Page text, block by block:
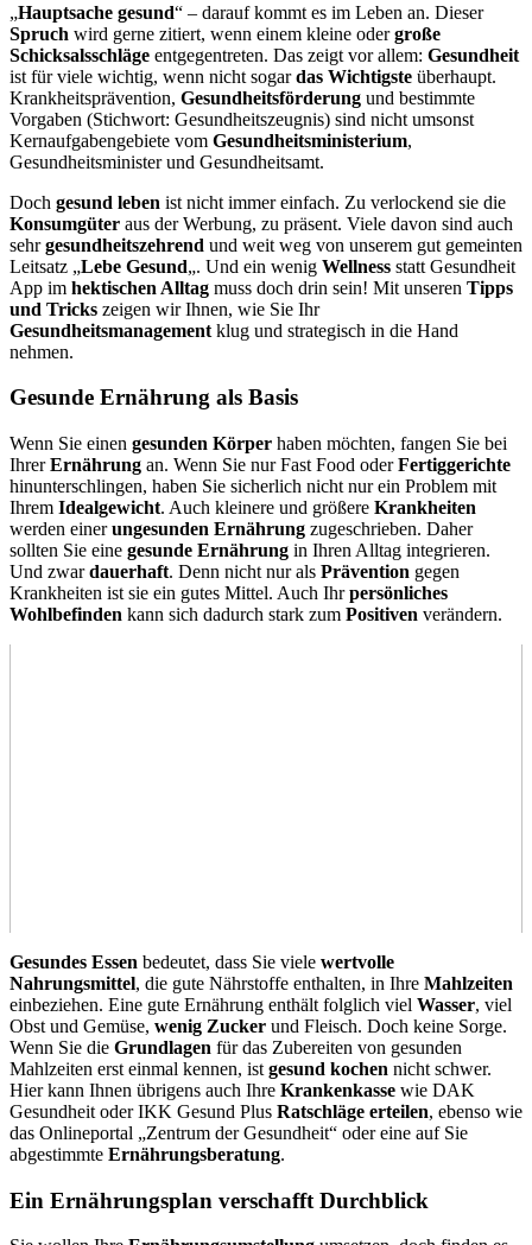
„Hauptsache gesund“ – darauf kommt es im Leben an. Dieser
Spruch wird gerne zitiert, wenn einem kleine odergroße
Schicksalsschläge entgegentreten. Das zeigt vor allem: Gesundheit
ist für viele wichtig, wenn nicht sogardas Wichtigste überhaupt.
Krankheitsprävention, Gesundheitsförderung und bestimmte
Vorgaben (Stichwort: Gesundheitszeugnis) sind nicht umsonst
Kernaufgabengebiete vom Gesundheitsministerium,
Gesundheitsminister und Gesundheitsamt.
Doch gesund leben ist nicht immer einfach. Zu verlockend sie die
Konsumgüter aus der Werbung, zu präsent. Viele davon sind auch
sehrgesundheitszehrend und weit weg von unserem gut gemeinten
Leitsatz „Lebe Gesund„. Und ein wenig Wellness statt Gesundheit
App im hektischen Alltag muss doch drin sein! Mit unseren Tipps
und Tricks zeigen wir Ihnen, wie Sie Ihr
Gesundheitsmanagement klug und strategisch in die Hand
nehmen.
Gesunde Ernährung als Basis
Wenn Sie einen gesunden Körper haben möchten, fangen Sie bei
IhrerErnährung an. Wenn Sie nur Fast Food oderFertiggerichte
hinunterschlingen, haben Sie sicherlich nicht nur ein Problem mit
Ihrem Idealgewicht. Auch kleinere und größere Krankheiten
werden einerungesunden Ernährung zugeschrieben. Daher
sollten Sie eine gesunde Ernährung in Ihren Alltag integrieren.
Und zwardauerhaft. Denn nicht nur als Prävention gegen
Krankheiten ist sie ein gutes Mittel. Auch Ihrpersönliches
Wohlbefinden kann sich dadurch stark zum Positiven verändern.
Gesundes Essen bedeutet, dass Sie viele wertvolle
Nahrungsmittel, die gute Nährstoffe enthalten, in Ihre Mahlzeiten
einbeziehen. Eine gute Ernährung enthält folglich viel Wasser, viel
Obst und Gemüse, wenig Zucker und Fleisch. Doch keine Sorge.
Wenn Sie die Grundlagen für das Zubereiten von gesunden
Mahlzeiten erst einmal kennen, ist gesund kochen nicht schwer.
Hier kann Ihnen übrigens auch Ihre Krankenkasse wie DAK
Gesundheit oder IKK Gesund Plus Ratschläge erteilen, ebenso wie
das Onlineportal „Zentrum der Gesundheit“ oder eine auf Sie
abgestimmte Ernährungsberatung.
Ein Ernährungsplan verschafft Durchblick